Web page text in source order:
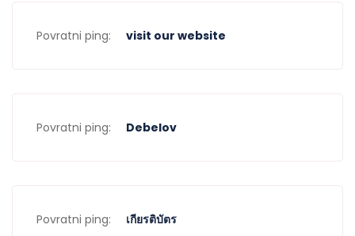
Povratni ping: visit our website
Povratni ping: Debelov
Povratni ping: เกียรติบัตร